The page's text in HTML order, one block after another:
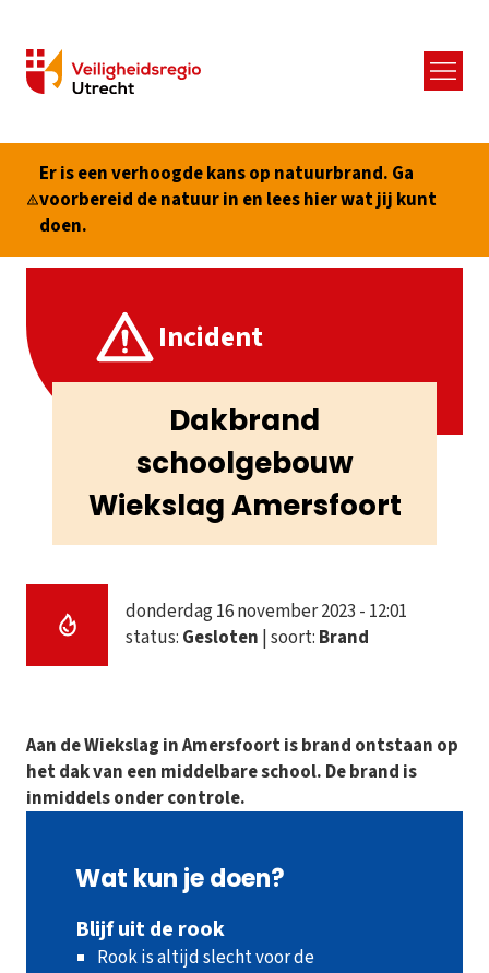
Menu
Er is een verhoogde kans op natuurbrand. Ga
voorbereid de natuur in en lees hier wat jij kunt
doen.
Incident
Dakbrand
schoolgebouw
Wiekslag Amersfoort
donderdag 16 november 2023 - 12:01
status: Gesloten | soort: Brand
Aan de Wiekslag in Amersfoort is brand ontstaan op
het dak van een middelbare school. De brand is
inmiddels onder controle.
Wat kun je doen?
Blijf uit de rook
Rook is altijd slecht voor de